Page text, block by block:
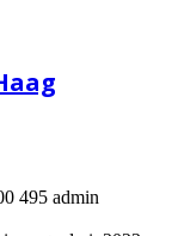
495 admin